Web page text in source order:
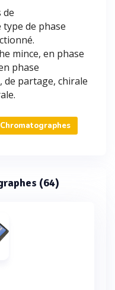
de
de phase
mince, en phase
phase
partage, chirale
(64)